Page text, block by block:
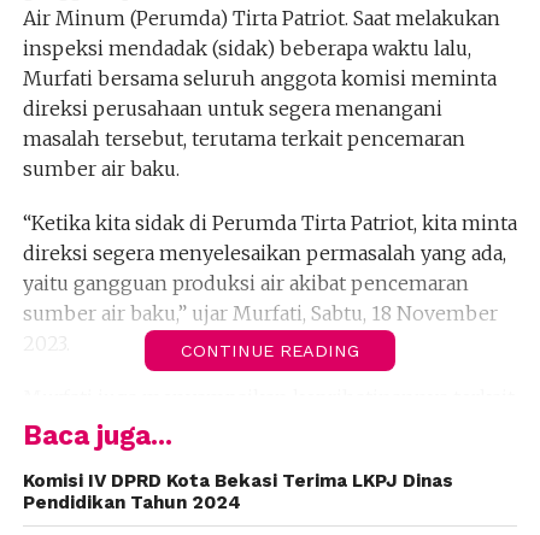
Air Minum (Perumda) Tirta Patriot. Saat melakukan
inspeksi mendadak (sidak) beberapa waktu lalu,
Murfati bersama seluruh anggota komisi meminta
direksi perusahaan untuk segera menangani
masalah tersebut, terutama terkait pencemaran
sumber air baku.
“Ketika kita sidak di Perumda Tirta Patriot, kita minta
direksi segera menyelesaikan permasalah yang ada,
yaitu gangguan produksi air akibat pencemaran
sumber air baku,” ujar Murfati, Sabtu, 18 November
2023.
kurangnya komunikasi yang efektif terkait rencana
dan solusi yang direncanakan oleh Perumda. Ia
menekankan pentingnya menyampaikan informasi
CONTINUE READING
Baca juga...
Komisi IV DPRD Kota Bekasi Terima LKPJ Dinas
Pendidikan Tahun 2024